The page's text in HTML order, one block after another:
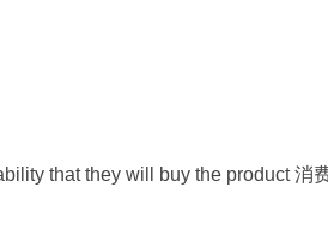
that they will buy the product 消